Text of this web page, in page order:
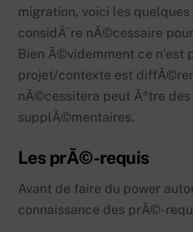
migration, voici les
considÃ¨re nÃ©cessaire
Bien Ã©videmment ce n’est
projet/contexte est
nÃ©cessitera peut Ãªtre
supplÃ©mentaires.
Les prÃ©-requis
Avant de faire du power
connaissance des prÃ©-